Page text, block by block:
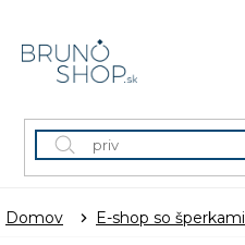
obsah
Domov E-shop so šperkami